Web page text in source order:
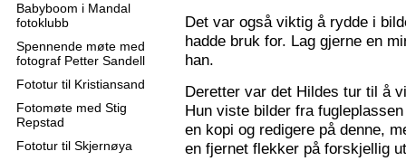
Babyboom i Mandal
fotoklubb
Spennende møte med
fotograf Petter Sandell
Fototur til Kristiansand
Fotomøte med Stig
Repstad
Fototur til Skjernøya
Det var også viktig å rydde i
hadde bruk for. Lag gjerne en
han.
Deretter var det Hildes tur til å
Hun viste bilder fra
en kopi og redigere på denne,
en fjernet flekker på forskjellig